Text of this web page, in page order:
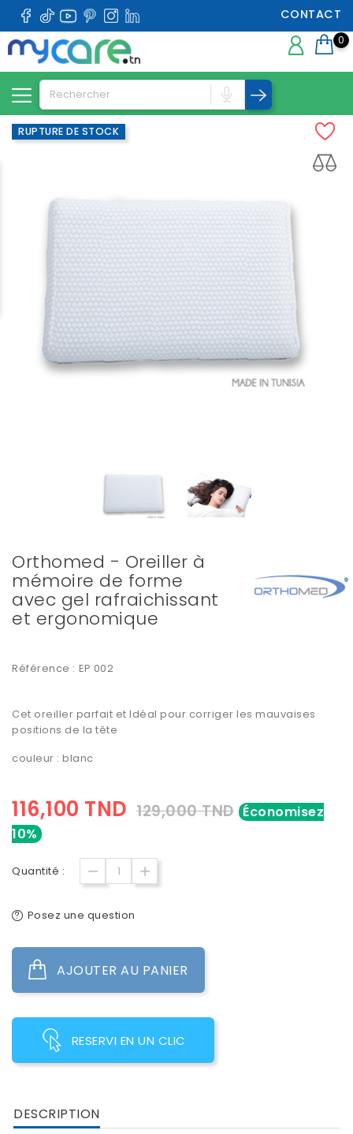
CONTACT
0
RUPTURE DE STOCK
Orthomed - Oreiller à
mémoire de forme
avec gel rafraichissant
et ergonomique
Référence : EP 002
Cet oreiller parfait et Idéal pour corriger les mauvaises
positions de la tête
couleur : blanc
116,100 TND 129,000 TND Économisez
10%
Quantité :
Posez une question
AJOUTER AU PANIER
RESERVI EN UN CLIC
DESCRIPTION